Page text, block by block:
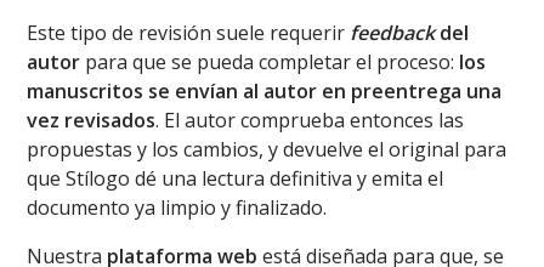
Este tipo de revisión suele requerir feedbackdel
autor para que se pueda completar el proceso: los
manuscritos se envían al autor en preentrega una
vez revisados. El autor comprueba entonces las
propuestas y los cambios, y devuelve el original para
que Stílogo dé una lectura definitiva y emita el
documento ya limpio y finalizado.
Nuestra plataforma web está diseñada para que, se